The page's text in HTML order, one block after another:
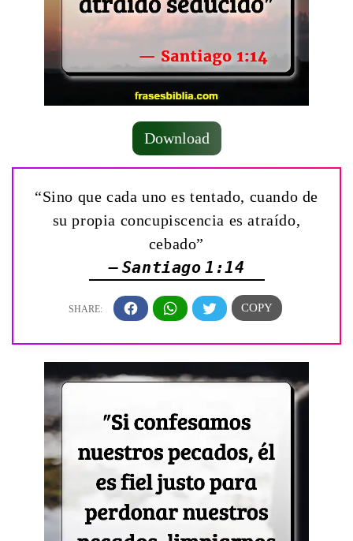
Download
“Sino que cada uno es tentado, cuando de
su propia concupiscencia es atraído,
cebado”
— Santiago 1:14